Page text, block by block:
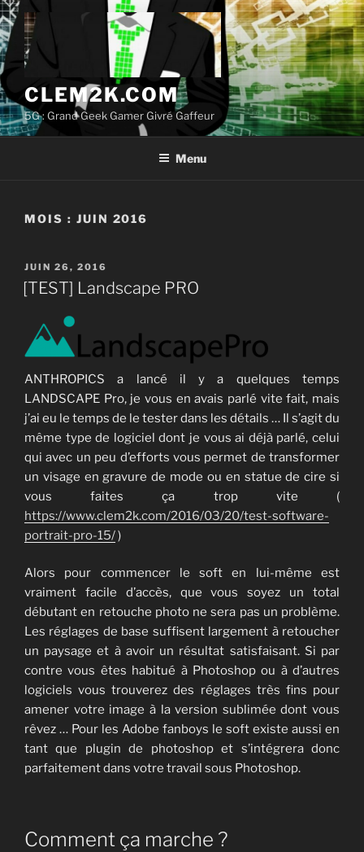
Aller
au
contenu
principal
CLEM2K.COM
5G : Grand Geek Gamer Givré Gaffeur
Menu
MOIS : JUIN 2016
PUBLIÉ
LE
JUIN 26, 2016
[TEST] Landscape PRO
ANTHROPICS a lancé il y a quelques temps
LANDSCAPE Pro, je vous en avais parlé vite fait, mais
j’ai eu le temps de le tester dans les détails … Il s’agit du
même type de logiciel dont je vous ai déjà parlé, celui
qui avec un peu d’efforts vous permet de transformer
un visage en gravure de mode ou en statue de cire si
vous faites ça trop vite (
https://www.clem2k.com/2016/03/20/test-software-
portrait-pro-15/)
Alors pour commencer le soft en lui-même est
vraiment facile d’accès, que vous soyez un total
débutant en retouche photo ne sera pas un problème.
Les réglages de base suffisent largement à retoucher
un paysage et à avoir un résultat satisfaisant. Si par
contre vous êtes habitué à Photoshop ou à d’autres
logiciels vous trouverez des réglages très fins pour
amener votre image à la version sublimée dont vous
rêvez … Pour les Adobe fanboys le soft existe aussi en
tant que plugin de photoshop et s’intégrera donc
parfaitement dans votre travail sous Photoshop.
Comment ça marche ?